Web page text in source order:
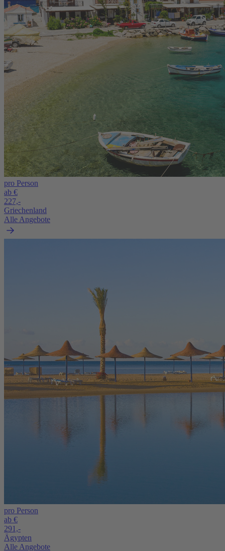
pro Person
ab €
227,-
Griechenland
Alle Angebote
pro Person
ab €
291,-
Ägypten
Alle Angebote